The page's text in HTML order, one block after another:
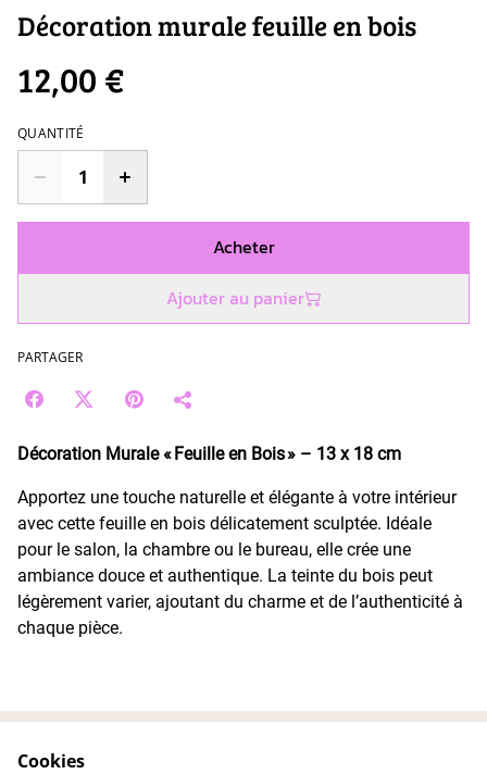
Décoration murale feuille en bois
12,00 €
QUANTITÉ
Acheter
Ajouter au panier
PARTAGER
Décoration Murale « Feuille en Bois » – 13 x 18 cm
Apportez une touche naturelle et élégante à votre intérieur
avec cette feuille en bois délicatement sculptée. Idéale
pour le salon, la chambre ou le bureau, elle crée une
ambiance douce et authentique. La teinte du bois peut
légèrement varier, ajoutant du charme et de l’authenticité à
chaque pièce.
Cookies